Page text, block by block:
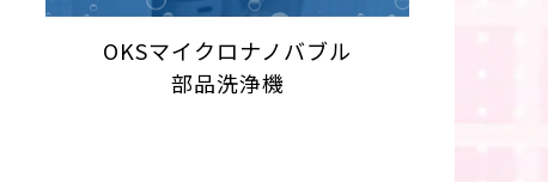
OKSマイクロナノバブル
部品洗浄機